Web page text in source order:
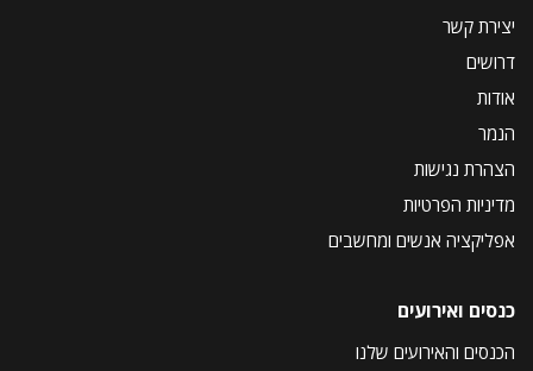
יצירת קשר
דרושים
אודות
הנמר
הצהרת נגישות
מדיניות הפרטיות
אפליקציה אנשים ומחשבים
כנסים ואירועים
הכנסים והאירועים שלנו